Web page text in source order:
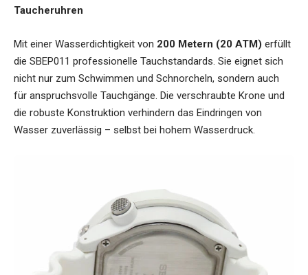
Taucheruhren
Mit einer Wasserdichtigkeit von 200 Metern (20 ATM) erfüllt
die SBEP011 professionelle Tauchstandards. Sie eignet sich
nicht nur zum Schwimmen und Schnorcheln, sondern auch
für anspruchsvolle Tauchgänge. Die verschraubte Krone und
die robuste Konstruktion verhindern das Eindringen von
Wasser zuverlässig – selbst bei hohem Wasserdruck.